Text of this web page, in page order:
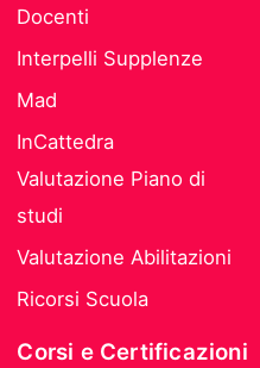
Docenti
Interpelli Supplenze
Mad
InCattedra
Valutazione Piano di
studi
Valutazione Abilitazioni
Ricorsi Scuola
Corsi e Certificazioni